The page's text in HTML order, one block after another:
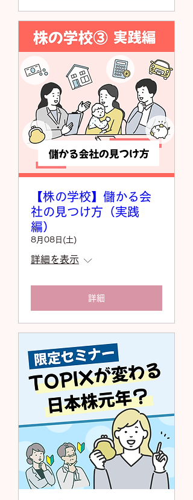
【株の学校】儲かる会
社の見つけ方（実践
編）
8月08日(土)
詳細を表示
詳細